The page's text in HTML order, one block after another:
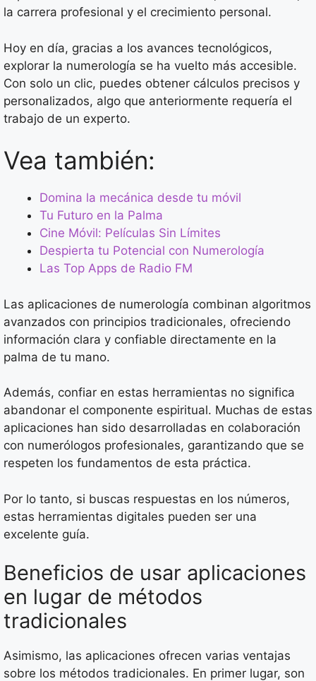
la carrera profesional y el crecimiento personal.
Hoy en día, gracias a los avances tecnológicos,
explorar la numerología se ha vuelto más accesible.
Con solo un clic, puedes obtener cálculos precisos y
personalizados, algo que anteriormente requería el
trabajo de un experto.
Vea también:
Domina la mecánica desde tu móvil
Tu Futuro en la Palma
Cine Móvil: Películas Sin Límites
Despierta tu Potencial con Numerología
Las Top Apps de Radio FM
Las aplicaciones de numerología combinan algoritmos
avanzados con principios tradicionales, ofreciendo
información clara y confiable directamente en la
palma de tu mano.
Además, confiar en estas herramientas no significa
abandonar el componente espiritual. Muchas de estas
aplicaciones han sido desarrolladas en colaboración
con numerólogos profesionales, garantizando que se
respeten los fundamentos de esta práctica.
Por lo tanto, si buscas respuestas en los números,
estas herramientas digitales pueden ser una
excelente guía.
Beneficios de usar aplicaciones
en lugar de métodos
tradicionales
Asimismo, las aplicaciones ofrecen varias ventajas
sobre los métodos tradicionales. En primer lugar, son